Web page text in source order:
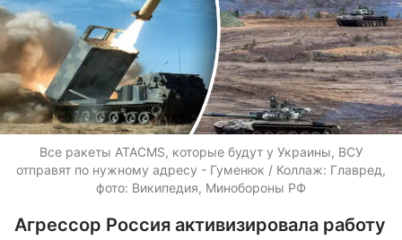
Все ракеты ATACMS, которые будут у Украины, ВСУ
отправят по нужному адресу - Гуменюк / Коллаж: Главред,
фото: Википедия, Минобороны РФ
Агрессор Россия активизировала работу